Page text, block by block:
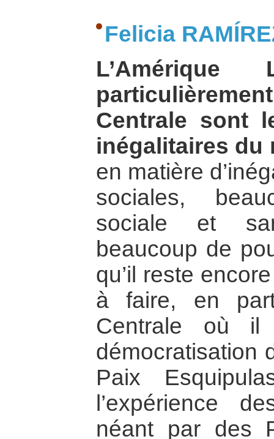
Felicia
Centrale sont
inégalitaires du
en matière
sociales,
sociale et
beaucoup de
qu’il reste
à faire, en
Centrale où
démocratisation
Paix
l’expérience
néant par des